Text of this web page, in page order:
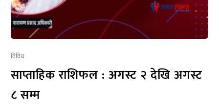
विविध
साप्ताहिक राशिफल : अगस्ट २ देखि अगस्ट
८ सम्म